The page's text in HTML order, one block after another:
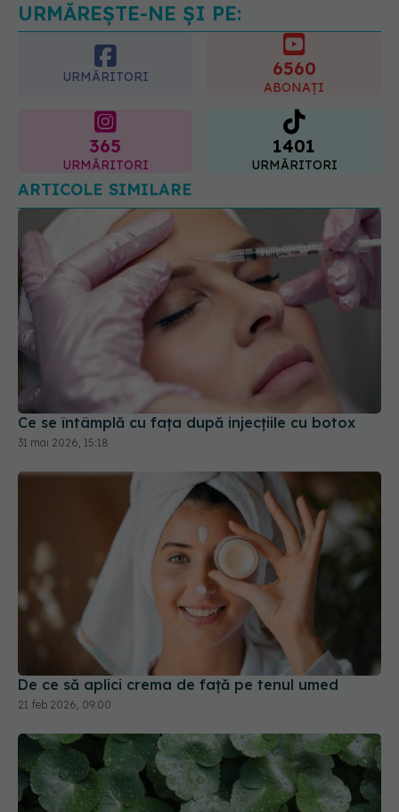
URMĂREȘTE-NE ȘI PE:
URMĂRITORI 6560
ABONAȚI
365
URMĂRITORI
1401
URMĂRITORI
ARTICOLE SIMILARE
Ce se întâmplă cu fața după injecțiile cu botox
31 mai 2026, 15:18
De ce să aplici crema de față pe tenul umed
21 feb 2026, 09:00